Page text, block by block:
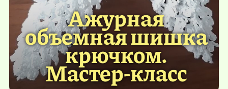
Ажурная
объемная шишка
крючком.
Мастер-класс